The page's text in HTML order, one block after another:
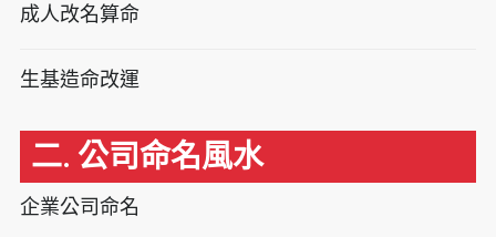
成人改名算命
生基造命改運
二. 公司命名風水
企業公司命名